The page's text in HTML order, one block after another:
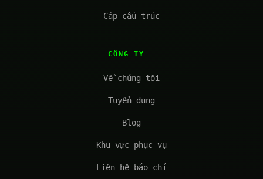
Cáp cấu trúc
CÔNG TY
Về chúng tôi
Tuyển dụng
Blog
Khu vực phục vụ
Liên hệ báo chí